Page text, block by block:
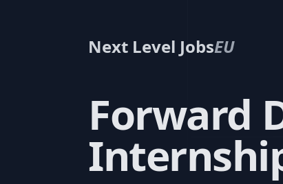
Next Level JobsEU
Forward